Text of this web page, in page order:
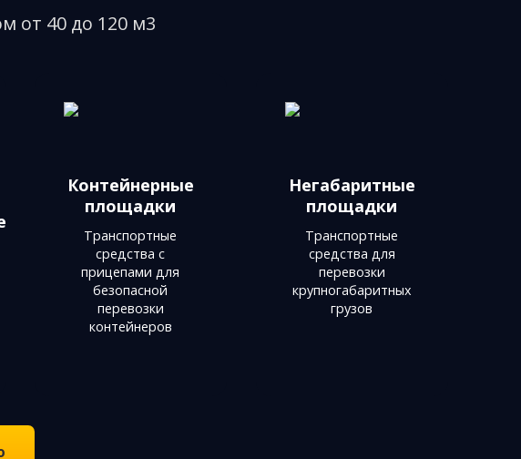
от 40 до 120 м3
Контейнерные
площадки
Транспортные
средства с
прицепами для
безопасной
перевозки
контейнеров
Негабаритные
площадки
Транспортные
средства для
перевозки
крупногабаритных
грузов